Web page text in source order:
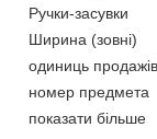
Ручки-засувки
Ширина (зовні)
одиниць продажів
номер предмета
показати більше